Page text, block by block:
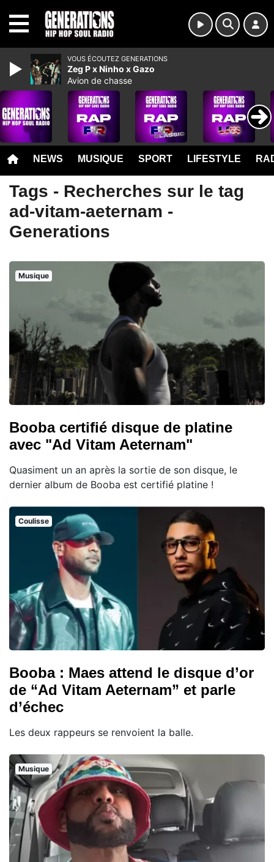
NEWS MUSIQUE SPORT LIFESTYLE
Tags - Recherches sur le tag
ad-vitam-aeternam -
Generations
Musique
Booba certifié disque de platine
avec "Ad Vitam Aeternam"
Quasiment un an après la sortie de son disque, le
dernier album de Booba est certifié platine !
Coulisse
Booba : Maes attend le disque d’or
de “Ad Vitam Aeternam” et parle
d’échec
Les deux rappeurs se renvoient la balle.
Musique
VOUS ÉCOUTEZ GENERATIONS
Zeg P x Ninho x Gazo
Avion de chasse